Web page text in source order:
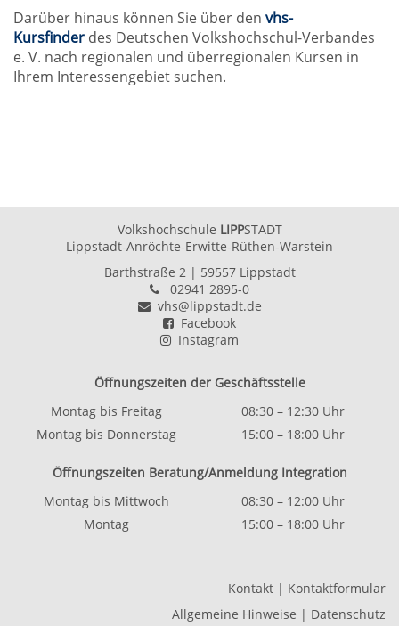
Darüber hinaus können Sie über den vhs-
Kursfinder des Deutschen Volkshochschul-Verbandes
e. V. nach regionalen und überregionalen Kursen in
Ihrem Interessengebiet suchen.
Volkshochschule LIPPSTADT
Lippstadt-Anröchte-Erwitte-Rüthen-Warstein
Barthstraße 2| 59557 Lippstadt
02941 2895-0
vhs@lippstadt.de
Facebook
Instagram
Öffnungszeiten der Geschäftsstelle
Montag bis Freitag
08:30 – 12:30 Uhr
Montag bis Donnerstag
15:00 – 18:00 Uhr
Öffnungszeiten Beratung/Anmeldung Integration
Montag bis Mittwoch
08:30 – 12:00 Uhr
Montag
15:00 – 18:00 Uhr
Kontakt | Kontaktformular
Allgemeine Hinweise | Datenschutz